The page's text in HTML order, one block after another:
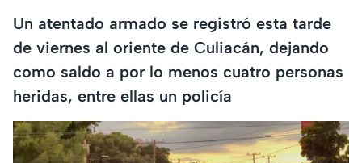
Un atentado armado se registró esta tarde
de viernes al oriente de Culiacán, dejando
como saldo a por lo menos cuatro personas
heridas, entre ellas un policía